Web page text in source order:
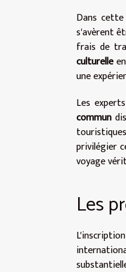
Dans
s'avèrent
frais de
culturelle
une
Les
commun
privilégier
voyage
Les